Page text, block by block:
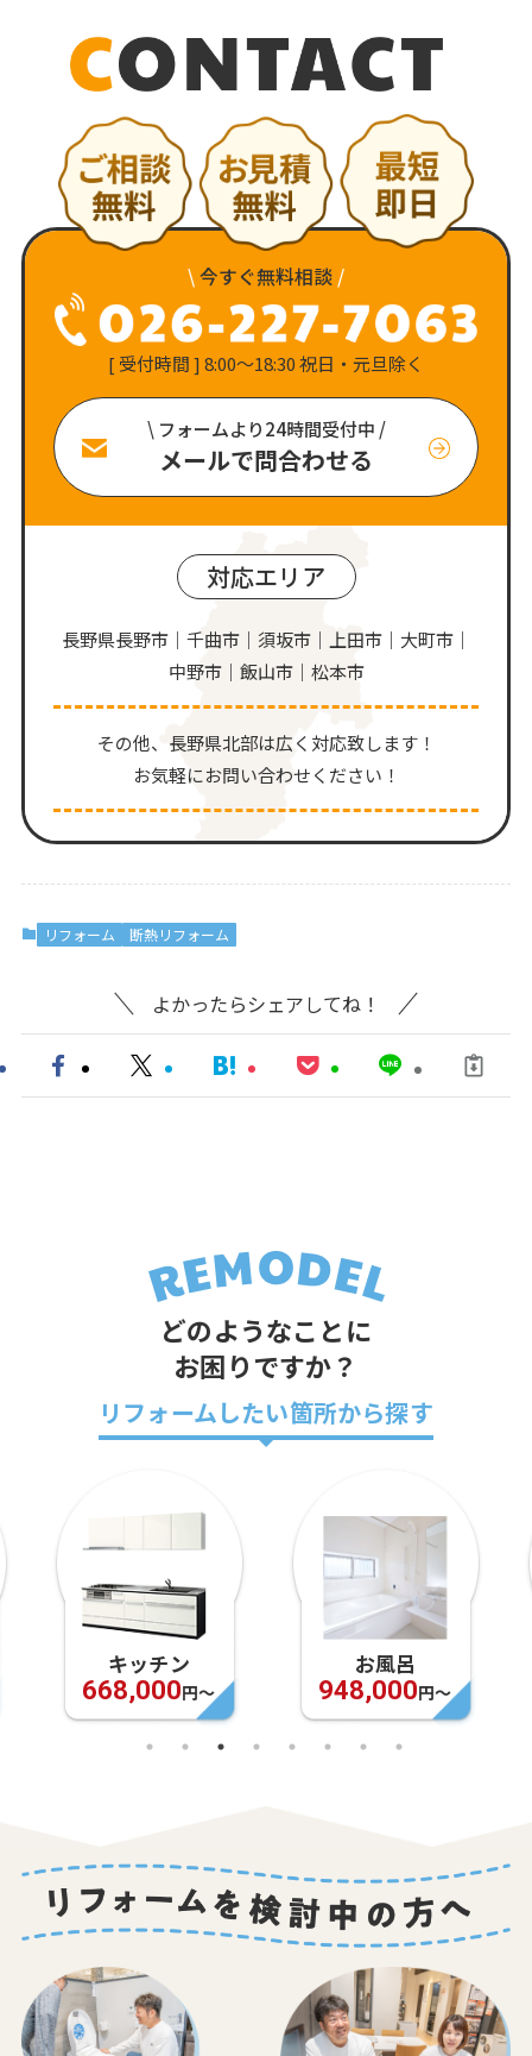
\ 今すぐ無料相談 /
[ 受付時間 ] 8:00〜18:30 祝日・元旦除く
\ フォームより24時間受付中 /
メールで問合わせる
対応エリア
長野県長野市｜千曲市｜須坂市｜上田市｜大町市｜
中野市｜飯山市｜松本市
その他、⻑野県北部は広く対応致します！
お気軽にお問い合わせください！
リフォーム 断熱リフォーム
よかったらシェアしてね！
どのようなことに
お困りですか？
リフォームしたい箇所から探す
キッチン
668,000円〜
お風呂
948,000円〜